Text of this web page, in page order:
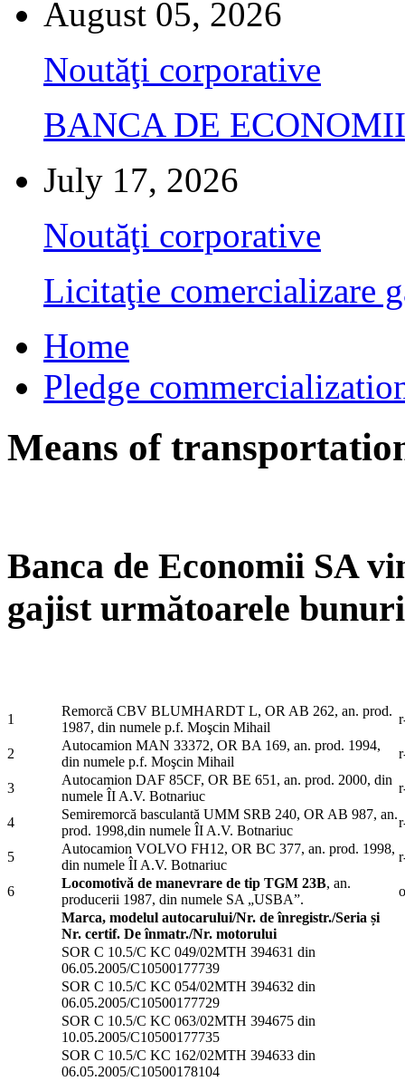
August 05, 2026
Noutăţi corporative
BANCA DE
July 17, 2026
Noutăţi corporative
Licitaţie comercializare
Home
Pledge
Means of
Banca de Economii SA
gajist următoarele
1
Remorcă CBV BLUMHARDT L, OR AB 262, an. prod.
1987, din numele p.f. Moşcin Mihail
2
Autocamion MAN 33372, OR BA 169, an. prod. 1994,
din numele p.f. Moşcin Mihail
3
Autocamion DAF 85CF, OR BE 651, an. prod. 2000, din
numele ÎI A.V. Botnariuc
4
Semiremorcă basculantă UMM SRB 240, OR AB 987, an.
prod. 1998,din numele ÎI A.V. Botnariuc
5
Autocamion VOLVO FH12, OR BC 377, an. prod. 1998,
din numele ÎI A.V. Botnariuc
6
Locomotivă de manevrare de tip TGM 23B, an.
producerii 1987, din numele SA „USBA”.
Marca, modelul autocarului/Nr. de înregistr./Seria și
Nr. certif. De înmatr./Nr. motorului
SOR C 10.5/C KC 049/02MTH 394631 din
06.05.2005/C10500177739
SOR C 10.5/C KC 054/02MTH 394632 din
06.05.2005/C10500177729
SOR C 10.5/C KC 063/02MTH 394675 din
10.05.2005/C10500177735
SOR C 10.5/C KC 162/02MTH 394633 din
06.05.2005/C10500178104